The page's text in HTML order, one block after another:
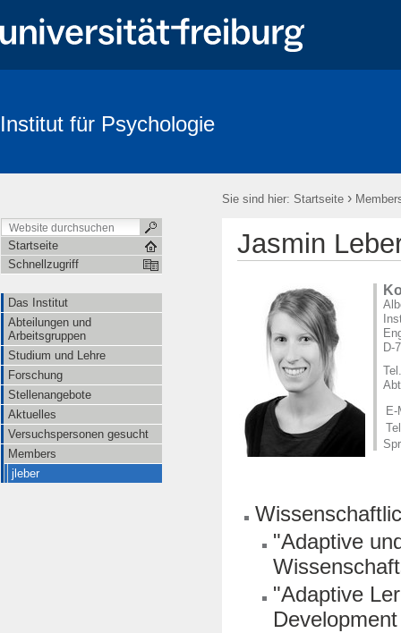
Institut für Psychologie
Sie sind hier: Startseite ›
Startseite
Schnellzugriff
Das Institut
Abteilungen und
Arbeitsgruppen
Studium und Lehre
Forschung
Stellenangebote
Aktuelles
Versuchspersonen gesucht
Members
jleber
Jasmin
D-
E-
"Adaptive
"Adaptive